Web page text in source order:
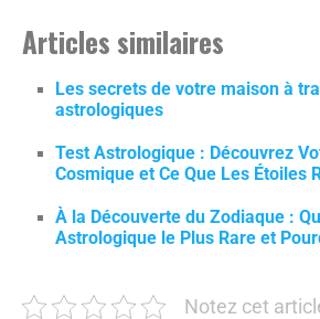
Articles similaires
Les secrets de votre maison à
astrologiques
Test Astrologique : Découvrez
Cosmique et Ce Que Les Étoiles
À la Découverte du Zodiaque :
Astrologique le Plus Rare et
Notez cet